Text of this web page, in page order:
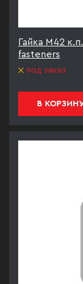
Гайка М42
fasteners
под заказ
В